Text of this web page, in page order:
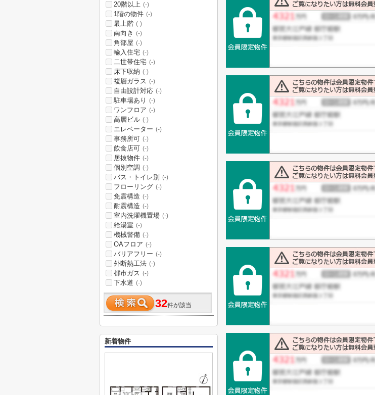
20階以上 (-)
1階の物件 (-)
最上階 (-)
南向き (-)
角部屋 (-)
輸入住宅 (-)
二世帯住宅 (-)
床下収納 (-)
複層ガラス (-)
自由設計対応 (-)
駐車場あり (-)
ワンフロア (-)
高層ビル (-)
エレベーター (-)
事務所可 (-)
飲食店可 (-)
居抜物件 (-)
個別空調 (-)
バス・トイレ別 (-)
フローリング (-)
免震構造 (-)
耐震構造 (-)
室内洗濯機置場 (-)
給湯室 (-)
機械警備 (-)
OAフロア (-)
バリアフリー (-)
外断熱工法 (-)
都市ガス (-)
下水道 (-)
32件が該当
新着物件